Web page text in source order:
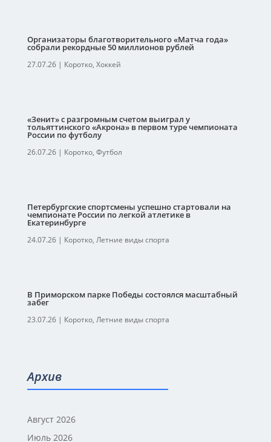
Организаторы благотворительного «Матча года»
собрали рекордные 50 миллионов рублей
27.07.26| Коротко, Хоккей
«Зенит» с разгромным счетом выиграл у
тольяттинского «Акрона» в первом туре чемпионата
России по футболу
26.07.26| Коротко, Футбол
Петербургские спортсмены успешно стартовали на
чемпионате России по легкой атлетике в
Екатеринбурге
24.07.26| Коротко, Летние виды спорта
В Приморском парке Победы состоялся масштабный
забег
23.07.26| Коротко, Летние виды спорта
Архив
Август 2026
Июль 2026